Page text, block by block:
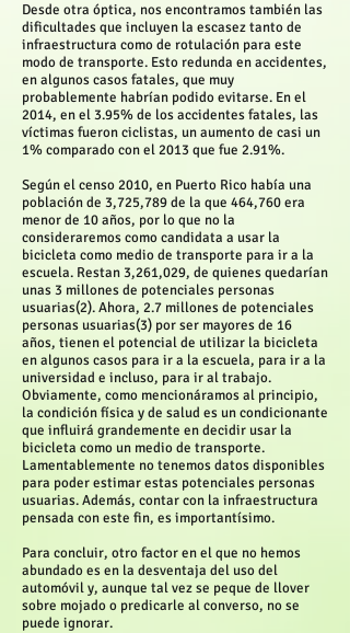
Desde otra óptica, nos encontramos también las
dificultades que incluyen la escasez tanto de
infraestructura como de rotulación para este
modo de transporte. Esto redunda en accidentes,
en algunos casos fatales, que muy
probablemente habrían podido evitarse. En el
2014, en el 3.95% de los accidentes fatales, las
víctimas fueron ciclistas, un aumento de casi un
1% comparado con el 2013 que fue 2.91%.
Según el censo 2010, en Puerto Rico había una
población de 3,725,789 de la que 464,760 era
menor de 10 años, por lo que no la
consideraremos como candidata a usar la
bicicleta como medio de transporte para ir a la
escuela. Restan 3,261,029, de quienes quedarían
unas 3 millones de potenciales personas
usuarias(2). Ahora, 2.7 millones de potenciales
personas usuarias(3) por ser mayores de 16
años, tienen el potencial de utilizar la bicicleta
en algunos casos para ir a la escuela, para ir a la
universidad e incluso, para ir al trabajo.
Obviamente, como mencionáramos al principio,
la condición física y de salud es un condicionante
que influirá grandemente en decidir usar la
bicicleta como un medio de transporte.
Lamentablemente no tenemos datos disponibles
para poder estimar estas potenciales personas
usuarias. Además, contar con la infraestructura
pensada con este fin, es importantísimo.
Para concluir, otro factor en el que no hemos
abundado es en la desventaja del uso del
automóvil y, aunque tal vez se peque de llover
sobre mojado o predicarle al converso, no se
puede ignorar.